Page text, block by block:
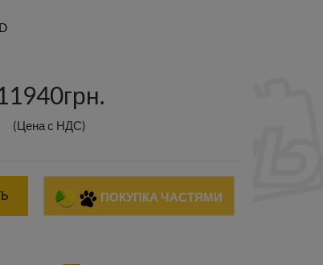
(Цена с НДС)
ПОКУПКА ЧАСТЯМИ